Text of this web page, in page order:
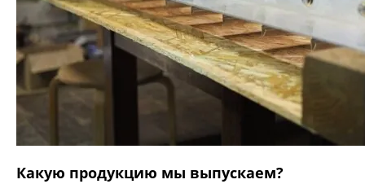
Какую продукцию мы выпускаем?